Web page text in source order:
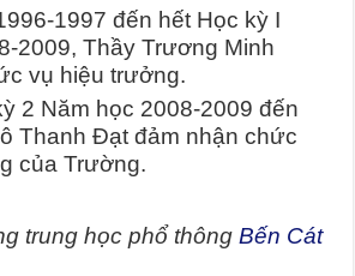
1997 đến hết Học kỳ I
2009, Thầy Trương Minh
vụ hiệu trưởng.
2 Năm học 2008-2009 đến
Thanh Đạt đảm nhận chức
của Trường.
học phổ thôngBến Cát